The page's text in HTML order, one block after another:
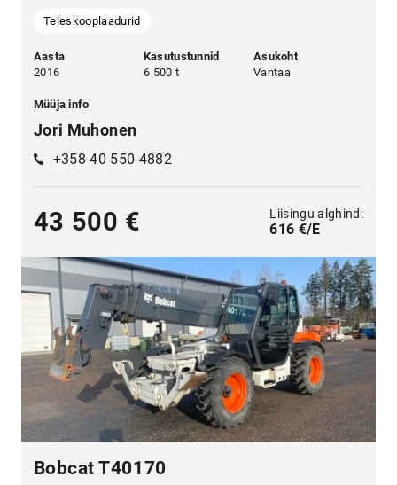
Teleskooplaadurid
Aasta
2016
Kasutustunnid
6 500 t
Asukoht
Vantaa
Müüja info
Jori Muhonen
+358 40 550 4882
43 500 € Liisingu alghind:
616 €/E
Bobcat T40170